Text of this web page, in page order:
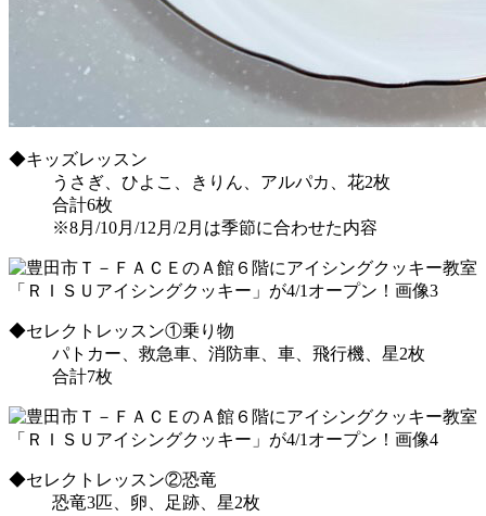
◆キッズレッスン
うさぎ、ひよこ、きりん、アルパカ、花2枚
合計6枚
※8月/10月/12月/2月は季節に合わせた内容
◆セレクトレッスン①乗り物
パトカー、救急車、消防車、車、飛行機、星2枚
合計7枚
◆セレクトレッスン②恐竜
恐竜3匹、卵、足跡、星2枚